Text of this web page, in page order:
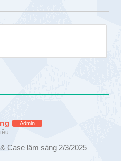
Admin
Case lâm sàng 2/3/2025